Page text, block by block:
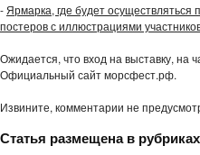
- Ярмарка, где будет осуществляться
постеров с иллюстрациями
Ожидается, что вход на выставку, на
Официальный сайт морсфест.рф.
Извините, комментарии не
Статья размещена в